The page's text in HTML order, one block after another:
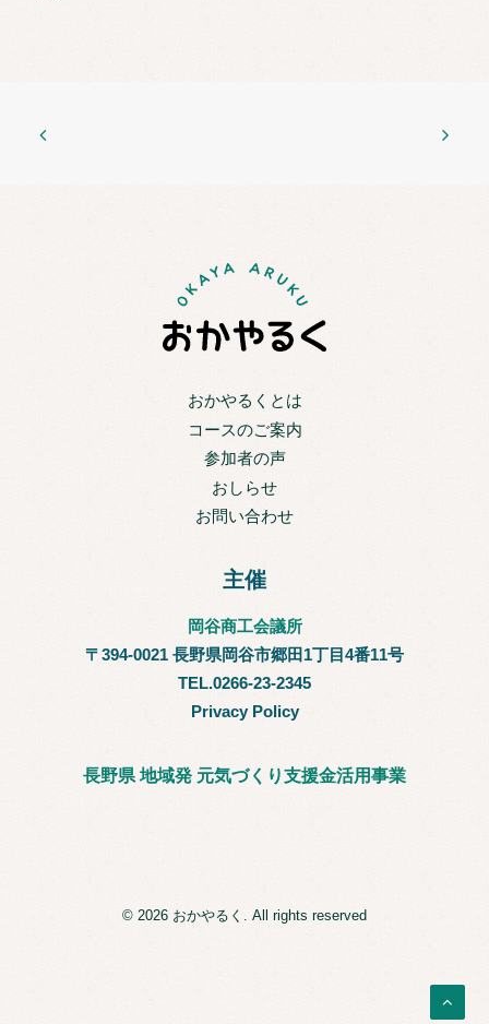
おかやるくとは
コースのご案内
参加者の声
おしらせ
お問い合わせ
主催
岡谷商工会議所
〒394-0021 長野県岡谷市郷田1丁目4番11号
TEL.0266-23-2345
Privacy Policy
長野県 地域発 元気づくり支援金活用事業
© 2026 おかやるく. All rights reserved